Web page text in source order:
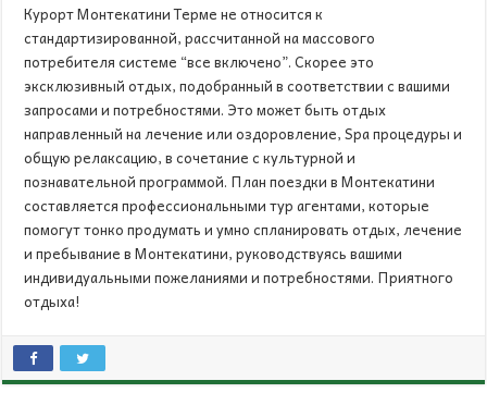
Курорт Монтекатини Терме не относится к
стандартизированной, рассчитанной на массового
потребителя системе “все включено”. Скорее это
эксклюзивный отдых, подобранный в соответствии с вашими
запросами и потребностями. Это может быть отдых
направленный на лечение или оздоровление, Spa процедуры и
общую релаксацию, в сочетание с культурной и
познавательной программой. План поездки в Монтекатини
составляется профессиональными тур агентами, которые
помогут тонко продумать и умно спланировать отдых, лечение
и пребывание в Монтекатини, руководствуясь вашими
индивидуальными пожеланиями и потребностями. Приятного
отдыха!